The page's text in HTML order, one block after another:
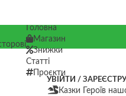
УВІЙТИ /
Головна
Магазин
Знижки
Статті
Проєкти
Казки Героїв